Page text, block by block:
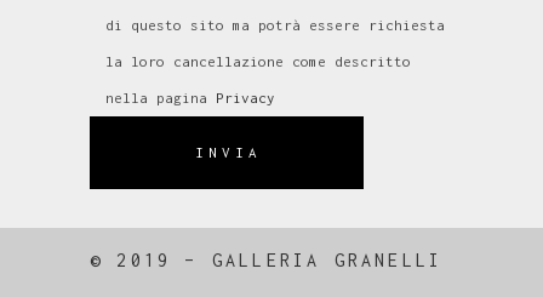
di questo sito ma potrà essere richiesta
la loro cancellazione come descritto
nella pagina Privacy
INVIA
© 2019 – GALLERIA GRANELLI